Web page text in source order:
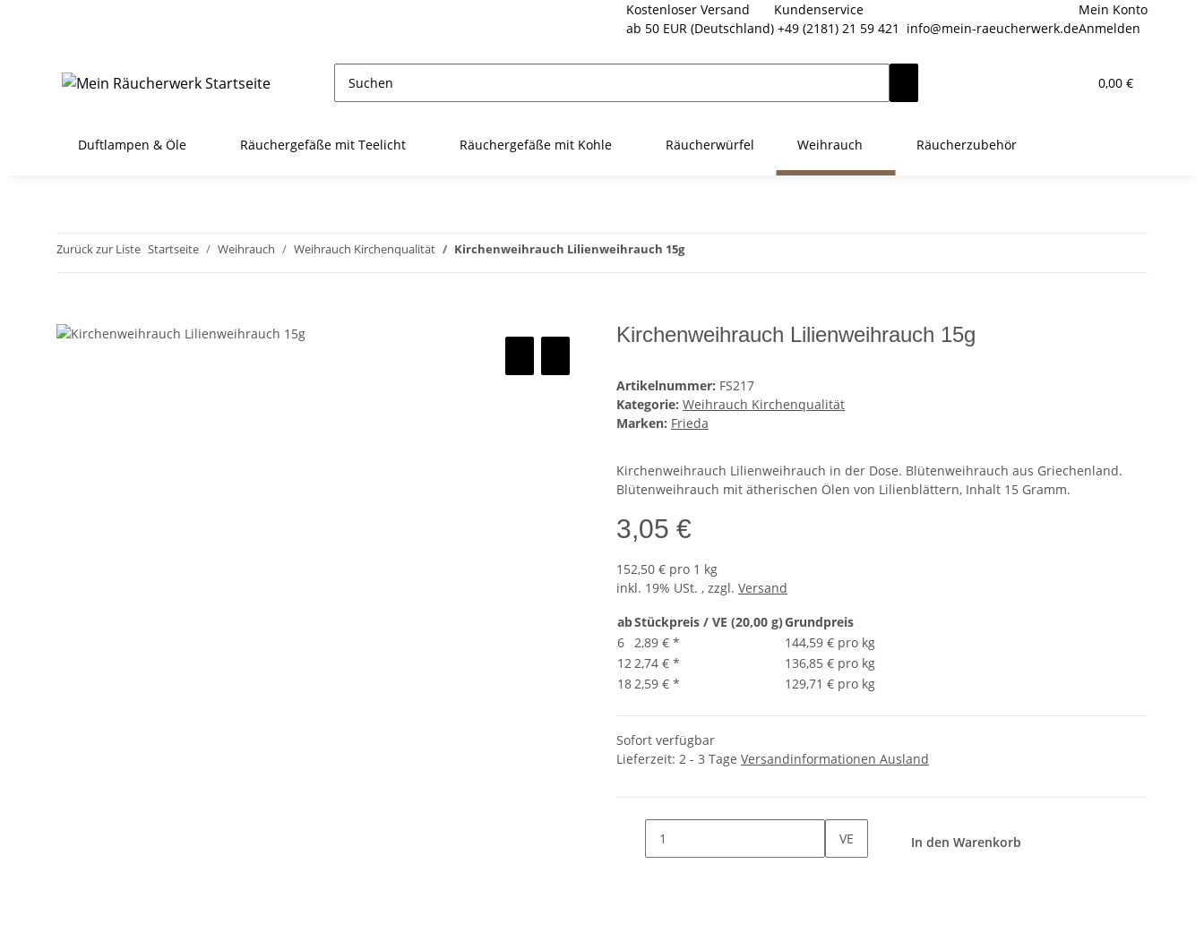
Mein Konto
Anmelden
Kundenservice
+49 (2181) 21 59 421
info@mein-raeucherwerk.de
Kostenloser Versand
ab 50 EUR (Deutschland)
0,00 €
Duftlampen & Öle Räuchergefäße mit Teelicht Räuchergefäße mit Kohle Räucherwürfel Weihrauch Räucherzubehör
Zurück zur Liste Startseite Weihrauch Weihrauch Kirchenqualität Kirchenweihrauch Lilienweihrauch 15g
Kirchenweihrauch Lilienweihrauch 15g
Artikelnummer: FS217
Kategorie: Weihrauch Kirchenqualität
Marken: Frieda
Kirchenweihrauch Lilienweihrauch in der Dose. Blütenweihrauch aus Griechenland.
Blütenweihrauch mit ätherischen Ölen von Lilienblättern, Inhalt 15 Gramm.
3,05 €
152,50 € pro 1 kg
inkl. 19% USt. , zzgl. Versand
abStückpreis / VE (20,00 g)Grundpreis
6 2,89 € *
144,59 € pro kg
122,74 € *
136,85 € pro kg
182,59 € * 129,71 € pro kg
Sofort verfügbar
Lieferzeit: 2 - 3 Tage Versandinformationen Ausland
VE In den Warenkorb